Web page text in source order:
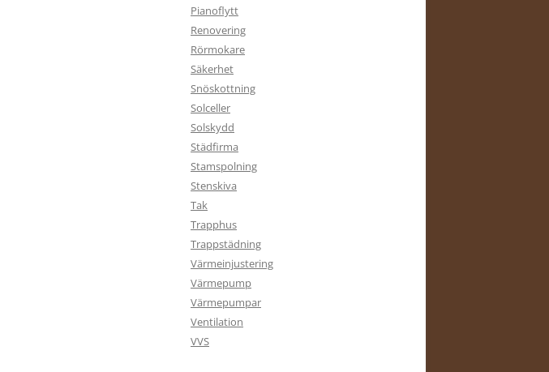
Pianoflytt
Renovering
Rörmokare
Säkerhet
Snöskottning
Solceller
Solskydd
Städfirma
Stamspolning
Stenskiva
Tak
Trapphus
Trappstädning
Värmeinjustering
Värmepump
Värmepumpar
Ventilation
VVS